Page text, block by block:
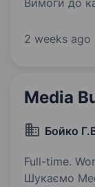
Вимоги до
Instagram Ads;
2 weeks ago
Media
Бойко
Full-time.
Шукаємо